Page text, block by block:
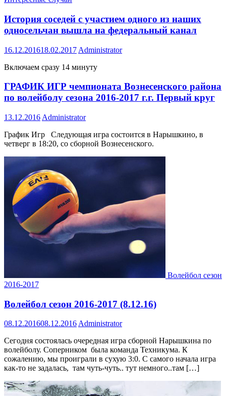
История соседей с участием одного из наших
односельчан вышла на федеральный канал
16.12.201618.02.2017 Administrator
Включаем сразу 14 минуту
ГРАФИК ИГР чемпионата Вознесенского района
по волейболу сезона 2016-2017 г.г. Первый круг
13.12.2016 Administrator
График Игр Следующая игра состоится в Нарышкино, в
четверг в 18:20, со сборной Вознесенского.
Волейбол сезон
2016-2017
Волейбол сезон 2016-2017 (8.12.16)
08.12.201608.12.2016Administrator
Сегодня состоялась очередная игра сборной Нарышкина по
волейболу. Соперником была команда Техникума. К
сожалению, мы проиграли в сухую 3:0. С самого начала игра
как-то не задалась, там чуть-чуть.. тут немного..там […]